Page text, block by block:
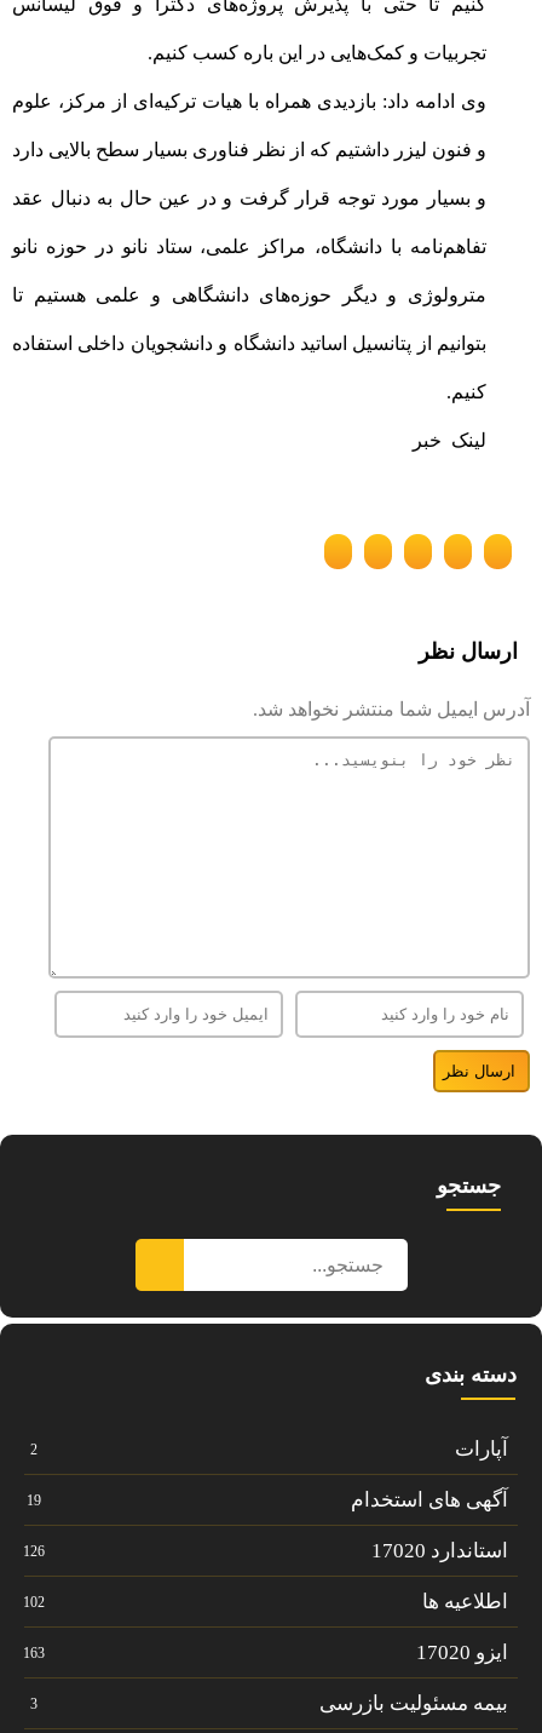
کنیم تا حتی با پذیرش پروژه‌های دکترا و فوق لیسانس
تجربیات و کمک‌هایی در این باره کسب کنیم.
وی ادامه داد: بازدیدی همراه با هیات ترکیه‌ای از مرکز، علوم
و فنون لیزر داشتیم که از نظر فناوری بسیار سطح بالایی دارد
و بسیار مورد توجه قرار گرفت و در عین حال به دنبال عقد
تفاهم‌نامه با دانشگاه، مراکز علمی، ستاد نانو در حوزه نانو
مترولوژی و دیگر حوزه‌های دانشگاهی و علمی هستیم تا
بتوانیم از پتانسیل اساتید دانشگاه و دانشجویان داخلی استفاده
کنیم.
لینک خبر
ارسال نظر
آدرس ایمیل شما منتشر نخواهد شد.
جستجو
دسته بندی
آپارات 2
آگهی های استخدام 19
استاندارد 17020 126
اطلاعیه ها 102
ایزو 17020 163
بیمه مسئولیت بازرسی 3